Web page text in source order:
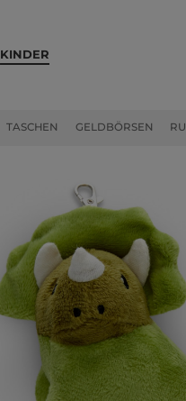
KINDER
TASCHEN GELDBÖRSEN